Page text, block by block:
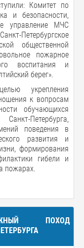
Комитет по
и безопасности,
управление МЧС
Петербургское
общественной
пожарное
воспитания и
берег».
укрепления
к вопросам
обучающихся
Петербурга,
поведения в
развития и
формирования
гибели и
пожарах.
ПОХОД